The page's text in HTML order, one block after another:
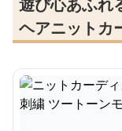
遊び心あふれ
ヘアニットカ